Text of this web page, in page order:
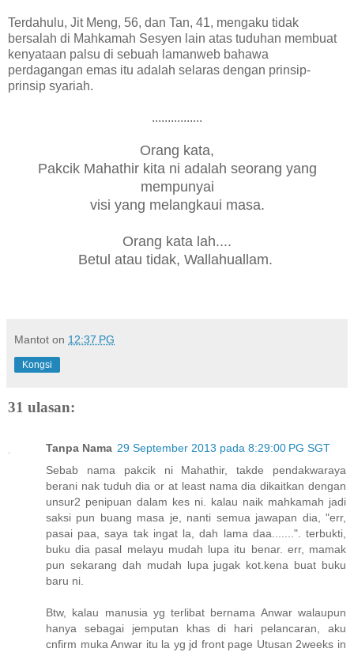
Terdahulu, Jit Meng, 56, dan Tan, 41, mengaku tidak
bersalah di Mahkamah Sesyen lain atas tuduhan membuat
kenyataan palsu di sebuah lamanweb bahawa
perdagangan emas itu adalah selaras dengan prinsip-
prinsip syariah.
................
Orang kata,
Pakcik Mahathir kita ni adalah seorang yang
mempunyai
visi yang melangkaui masa.
Orang kata lah....
Betul atau tidak, Wallahuallam.
Mantot on 12:37 PG
Kongsi
31 ulasan:
Tanpa Nama 29 September 2013 pada 8:29:00 PG SGT
Sebab nama pakcik ni Mahathir, takde pendakwaraya
berani nak tuduh dia or at least nama dia dikaitkan dengan
unsur2 penipuan dalam kes ni. kalau naik mahkamah jadi
saksi pun buang masa je, nanti semua jawapan dia, "err,
pasai paa, saya tak ingat la, dah lama daa.......". terbukti,
buku dia pasal melayu mudah lupa itu benar. err, mamak
pun sekarang dah mudah lupa jugak kot.kena buat buku
baru ni.
Btw, kalau manusia yg terlibat bernama Anwar walaupun
hanya sebagai jemputan khas di hari pelancaran, aku
cnfirm muka Anwar itu la yg jd front page Utusan 2weeks in